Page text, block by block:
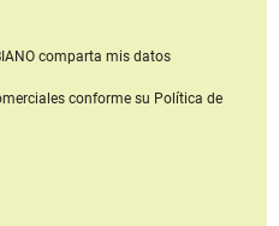
comparta mis datos
conforme su Política de